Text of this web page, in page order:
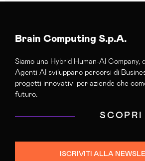
Brain Computing S.p.A.
Siamo una Hybrid Human-AI Company,
Agenti AI sviluppano percorsi di
progetti innovativi per aziende che
futuro.
ISCRIVITI ALLA